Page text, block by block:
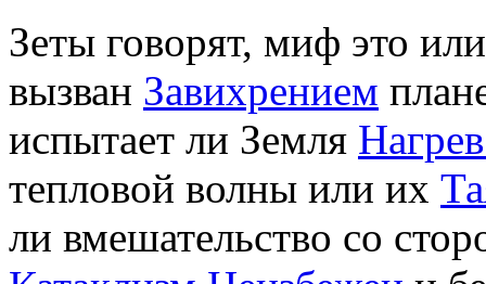
Зеты говорят, миф это
вызван Завихрением
испытает ли Земля
тепловой волны или их
ли вмешательство со